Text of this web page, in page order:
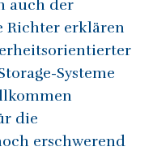
auch der
Richter erklären
Systeme
die
erschwerend